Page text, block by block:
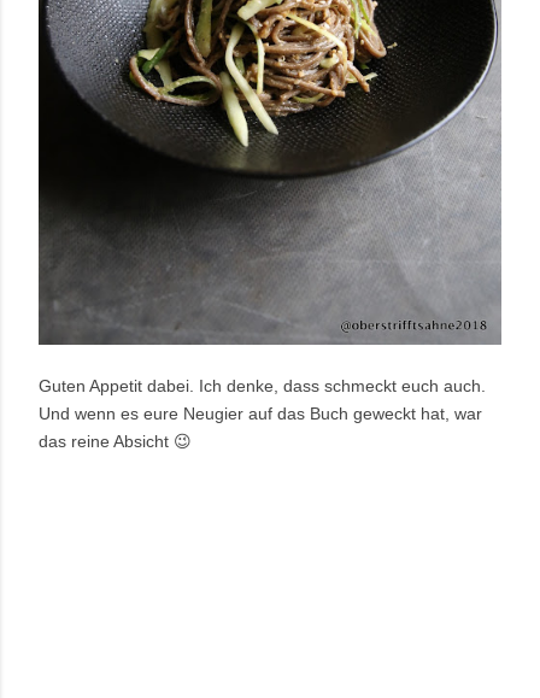
Guten Appetit dabei. Ich denke, dass schmeckt euch auch.
Und wenn es eure Neugier auf das Buch geweckt hat, war
das reine Absicht 😉